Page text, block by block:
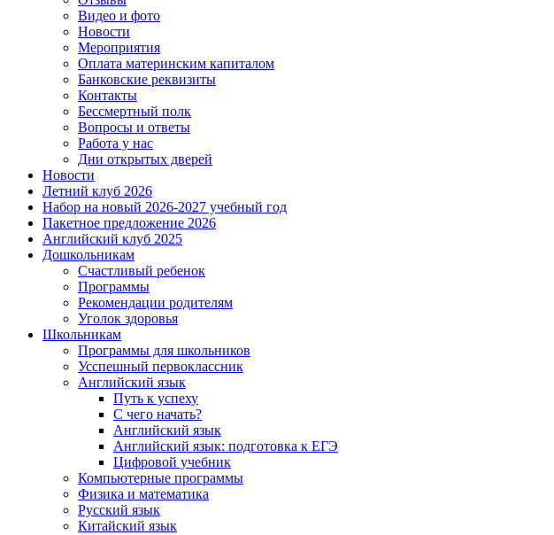
Видео и фото
Новости
Мероприятия
Оплата материнским капиталом
Банковские реквизиты
Контакты
Бессмертный полк
Вопросы и ответы
Работа у нас
Дни открытых дверей
Новости
Летний клуб 2026
Набор на новый 2026-2027 учебный год
Пакетное предложение 2026
Английский клуб 2025
Дошкольникам
Счастливый ребенок
Программы
Рекомендации родителям
Уголок здоровья
Школьникам
Программы для школьников
Усспешный первоклассник
Английский язык
Путь к успеху
С чего начать?
Английский язык
Английский язык: подготовка к ЕГЭ
Цифровой учебник
Компьютерные программы
Физика и математика
Русский язык
Китайский язык